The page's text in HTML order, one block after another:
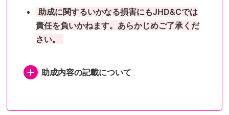
助成に関するいかなる損害にもJHD&Cでは
責任を負いかねます。あらかじめご了承くだ
さい。
助成内容の記載について